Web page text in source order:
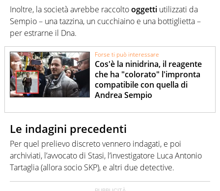
Inoltre, la società avrebbe raccoltooggetti utilizzati da
Sempio – una tazzina, un cucchiaino e una bottiglietta –
per estrarne il Dna.
Forse ti può interessare
Cos'è la ninidrina, il reagente
che ha "colorato" l'impronta
compatibile con quella di
Andrea Sempio
Le indagini precedenti
Per quel prelievo discreto vennero indagati, e poi
archiviati, l’avvocato di Stasi, l’investigatore Luca Antonio
Tartaglia (allora socio SKP), e altri due detective.